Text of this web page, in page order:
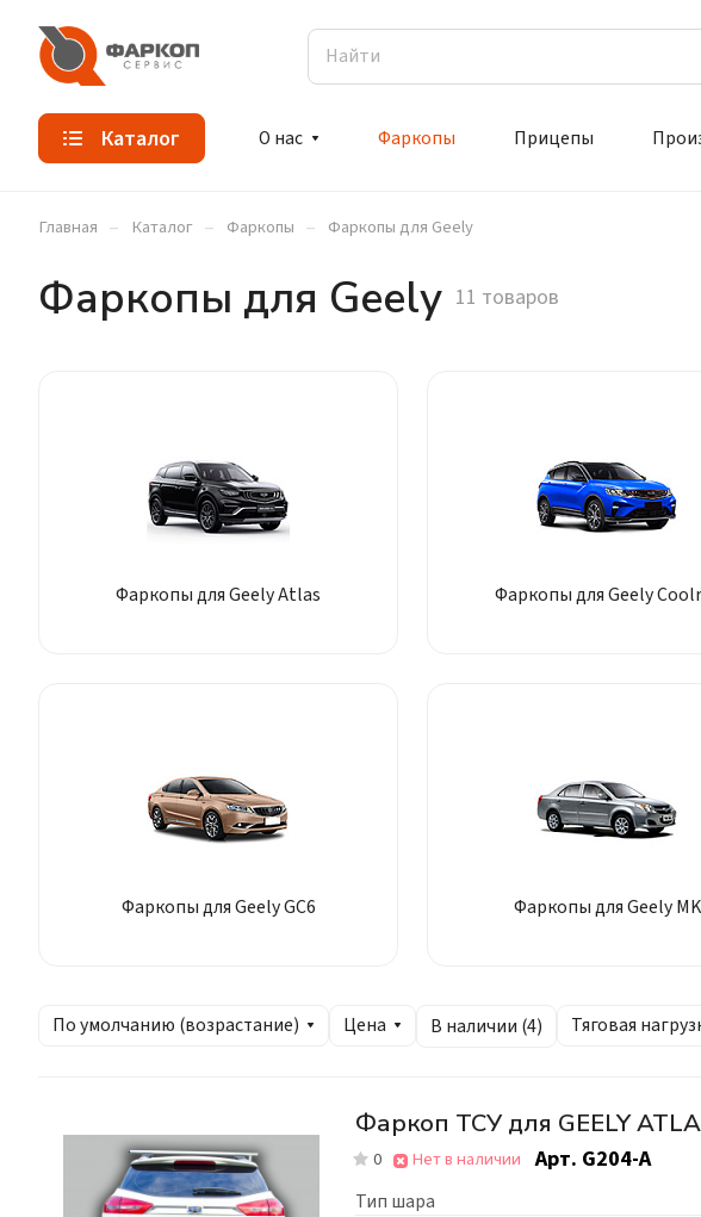
Каталог О нас Фаркопы Прицепы
Главная – Каталог – Фаркопы – Фаркопы для Geely
Фаркопы для Geely 11 товаров
Фаркопы для Geely Atlas Фаркопы для Geely
Фаркопы для Geely GC6 Фаркопы для Geely MK
По умолчанию (возрастание) Цена В наличии (4) Тяговая
Фаркоп ТСУ для GEELY
0 Нет в наличии Арт. G204-A
Тип шара